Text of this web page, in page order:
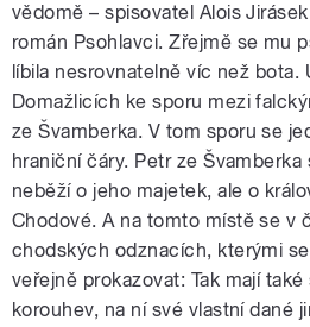
vědomě – spisovatel Alois
román Psohlavci. Zřejmě se mu
líbila nesrovnatelně víc než
Domažlicích ke sporu mezi
ze Švamberka. V tom sporu se
hraniční čáry. Petr ze
neběží o jeho majetek, ale o
Chodové. A na tomto místě se v
chodských odznacích, kterými
veřejně prokazovat: Tak mají
korouhev, na ní své vlastní dané